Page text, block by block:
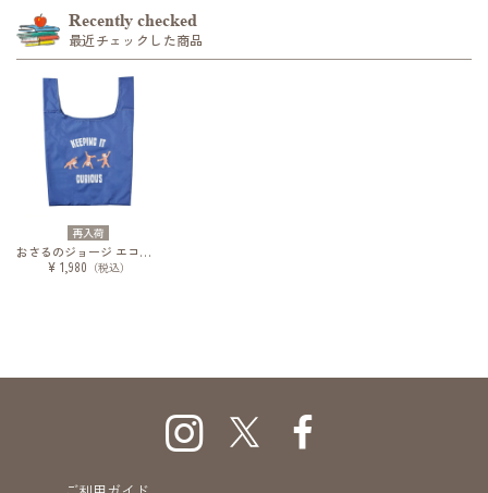
Recently checked
最近チェックした商品
再入荷
おさるのジョージ エコバッグ ジョージとあそぼう
¥ 1,980 （税込）